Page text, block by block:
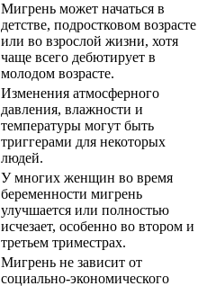
Мигрень может начаться в
детстве, подростковом возрасте
или во взрослой жизни, хотя
чаще всего дебютирует в
молодом возрасте.
Изменения атмосферного
давления, влажности и
температуры могут быть
триггерами для некоторых
людей.
У многих женщин во время
беременности мигрень
улучшается или полностью
исчезает, особенно во втором и
третьем триместрах.
Мигрень не зависит от
социально-экономического